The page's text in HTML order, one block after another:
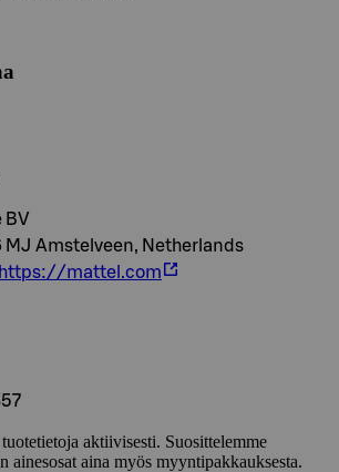
BV
MJ Amstelveen, Netherlands
mattel.com
aktiivisesti. Suosittelemme
ainesosat aina myös myyntipakkauksesta.